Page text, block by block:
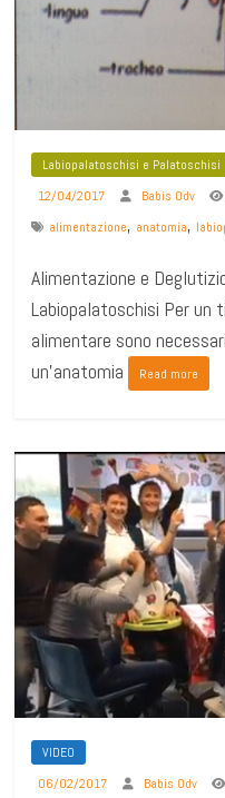
Labiopalatoschisi e Palatoschisi
12/04/2017
Babis Odv
alimentazione, anatomia,
Alimentazione e
Labiopalatoschisi Per un
alimentare sono
un’anatomia
Read more
VIDEO
06/02/2017
Babis Odv